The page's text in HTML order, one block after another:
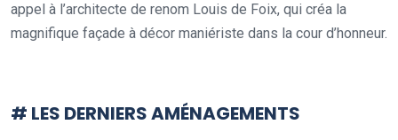
appel à l’architecte de renom Louis de Foix, qui créa la
magnifique façade à décor maniériste dans la cour d’honneur.
# LES DERNIERS AMÉNAGEMENTS